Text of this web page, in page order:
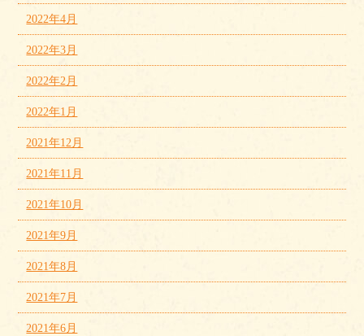
2022年4月
2022年3月
2022年2月
2022年1月
2021年12月
2021年11月
2021年10月
2021年9月
2021年8月
2021年7月
2021年6月